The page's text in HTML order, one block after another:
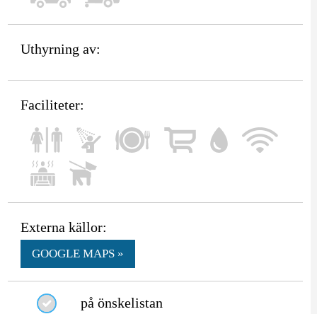
Uthyrning av:
Faciliteter:
Externa källor:
GOOGLE MAPS »
på önskelistan